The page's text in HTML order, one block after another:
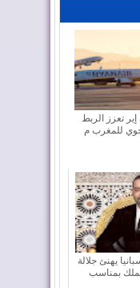
إير تعزز الربط
يهنئ جلالة